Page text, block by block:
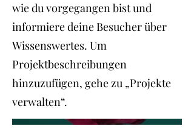
wie du vorgegangen bist und
informiere deine Besucher über
Wissenswertes. Um
Projektbeschreibungen
hinzuzufügen, gehe zu „Projekte
verwalten“.